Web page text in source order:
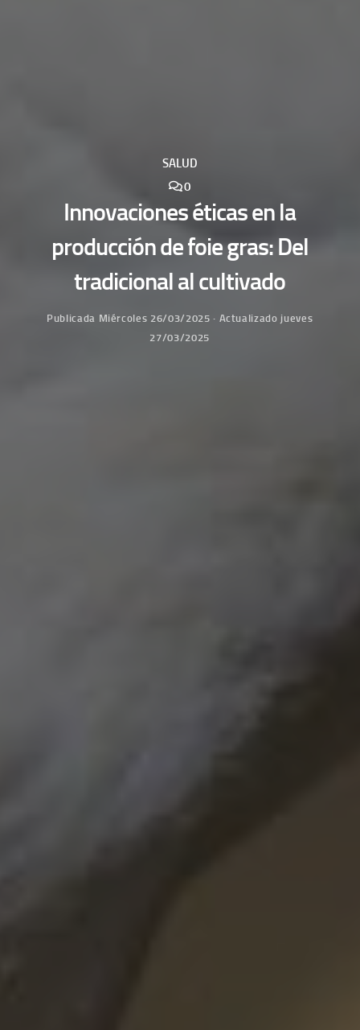
SALUD
0
Innovaciones éticas en la
producción de foie gras: Del
tradicional al cultivado
Publicada Miércoles 26/03/2025 · Actualizado jueves
27/03/2025